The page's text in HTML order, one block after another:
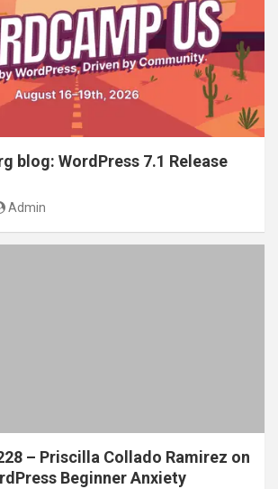
blog: WordPress 7.1 Release
Admin
– Priscilla Collado Ramirez on
Beginner Anxiety